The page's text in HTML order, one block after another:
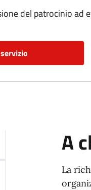
del patrocinio ad
A
La